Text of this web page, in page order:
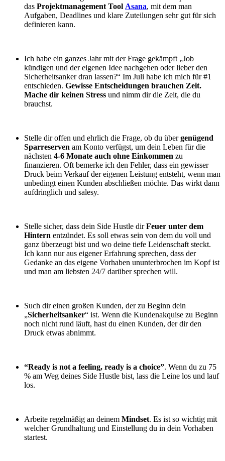
das Projektmanagement Tool Asana, mit dem man
Aufgaben, Deadlines und klare Zuteilungen sehr gut für sich
definieren kann.
Ich habe ein ganzes Jahr mit der Frage gekämpft „Job
kündigen und der eigenen Idee nachgehen oder lieber den
Sicherheitsanker dran lassen?“ Im Juli habe ich mich für #1
entschieden. Gewisse Entscheidungen brauchen Zeit.
Mache dir keinen Stress und nimm dir die Zeit, die du
brauchst.
Stelle dir offen und ehrlich die Frage, ob du übergenügend
Sparreserven am Konto verfügst, um dein Leben für die
nächsten 4-6 Monate auch ohne Einkommen zu
finanzieren. Oft bemerke ich den Fehler, dass ein gewisser
Druck beim Verkauf der eigenen Leistung entsteht, wenn man
unbedingt einen Kunden abschließen möchte. Das wirkt dann
aufdringlich und salesy.
Stelle sicher, dass dein Side Hustle dirFeuer unter dem
Hintern entzündet. Es soll etwas sein von dem du voll und
ganz überzeugt bist und wo deine tiefe Leidenschaft steckt.
Ich kann nur aus eigener Erfahrung sprechen, dass der
Gedanke an das eigene Vorhaben ununterbrochen im Kopf ist
und man am liebsten 24/7 darüber sprechen will.
Such dir einen großen Kunden, der zu Beginn dein
„Sicherheitsanker“ ist. Wenn die Kundenakquise zu Beginn
noch nicht rund läuft, hast du einen Kunden, der dir den
Druck etwas abnimmt.
“Ready is not a feeling, ready is a choice”. Wenn du zu 75
% am Weg deines Side Hustle bist, lass die Leine los und lauf
los.
Arbeite regelmäßig an deinem Mindset. Es ist so wichtig mit
welcher Grundhaltung und Einstellung du in dein Vorhaben
startest.